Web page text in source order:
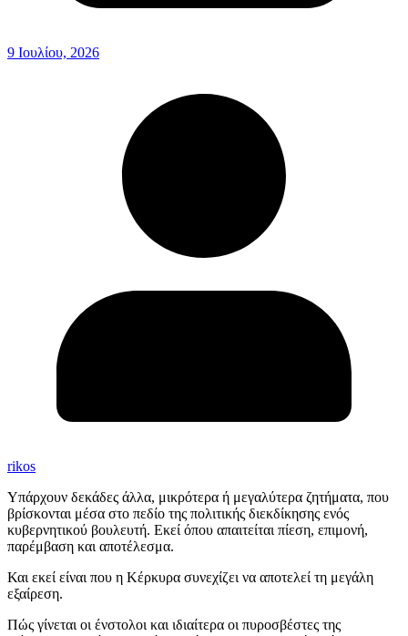
9 Ιουλίου, 2026
rikos
Υπάρχουν δεκάδες άλλα, μικρότερα ή μεγαλύτερα ζητήματα, που
βρίσκονται μέσα στο πεδίο της πολιτικής διεκδίκησης ενός
κυβερνητικού βουλευτή. Εκεί όπου απαιτείται πίεση, επιμονή,
παρέμβαση και αποτέλεσμα.
Και εκεί είναι που η Κέρκυρα συνεχίζει να αποτελεί τη μεγάλη
εξαίρεση.
Πώς γίνεται οι ένστολοι και ιδιαίτερα οι πυροσβέστες της